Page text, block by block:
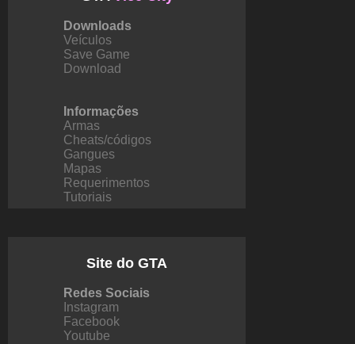
Downloads
Veículos
Save Game
Download
Informações
Armas
Cheats/códigos
Gangues
Mapas
Requerimentos
Tutoriais
Site do GTA
Redes Sociais
Instagram
Facebook
Youtube